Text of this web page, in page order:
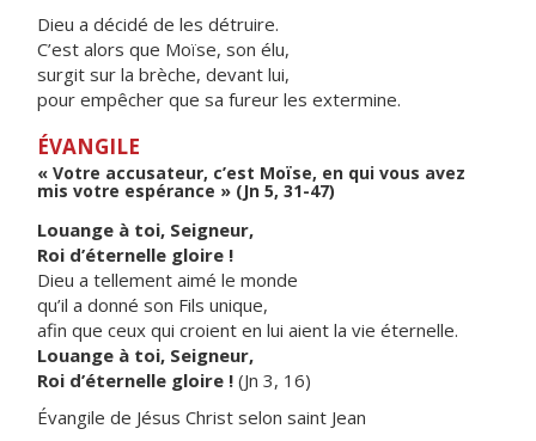
Dieu a décidé de les détruire.
C’est alors que Moïse, son élu,
surgit sur la brèche, devant lui,
pour empêcher que sa fureur les extermine.
ÉVANGILE
« Votre accusateur, c’est Moïse, en qui vous avez
mis votre espérance » (Jn 5, 31-47)
Louange à toi, Seigneur,
Roi d’éternelle gloire !
Dieu a tellement aimé le monde
qu’il a donné son Fils unique,
afin que ceux qui croient en lui aient la vie éternelle.
Louange à toi, Seigneur,
Roi d’éternelle gloire ! (Jn 3, 16)
Évangile de Jésus Christ selon saint Jean